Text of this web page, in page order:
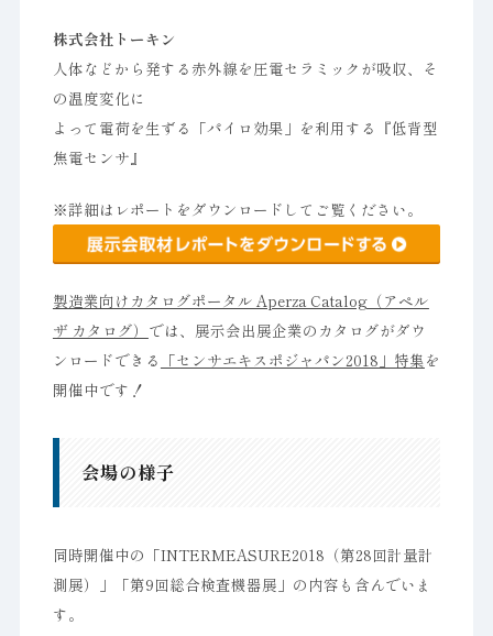
株式会社トーキン
人体などから発する赤外線を圧電セラミックが吸収、そ
の温度変化に
よって電荷を生ずる「パイロ効果」を利用する『低背型
焦電センサ』
※詳細はレポートをダウンロードしてご覧ください。
製造業向けカタログポータル Aperza Catalog（アペル
ザ カタログ） では、展示会出展企業のカタログがダウ
ンロードできる 「センサエキスポジャパン2018」特集を
開催中です！
会場の様子
同時開催中の「INTERMEASURE2018（第28回計量計
測展）」「第9回総合検査機器展」の内容も含んでいま
す。